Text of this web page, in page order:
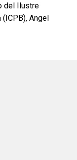
del Ilustre
Angel